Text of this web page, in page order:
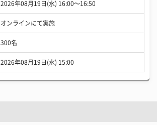
2026年08月19日(水) 16:00〜16:50
オンラインにて実施
300名
2026年08月19日(水) 15:00